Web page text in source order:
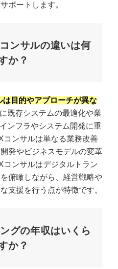
ポートします。
ンサルの違いは何
か？
は目的やアプローチが異な
既存システムの最適化や業
ンフラやシステム開発に重
コンサルは単なる業務改善
発やビジネスモデルの変革
コンサルはデジタルトラン
俯瞰しながら、経営戦略や
支援を行う点が特徴です。
グの年収はいくら
か？